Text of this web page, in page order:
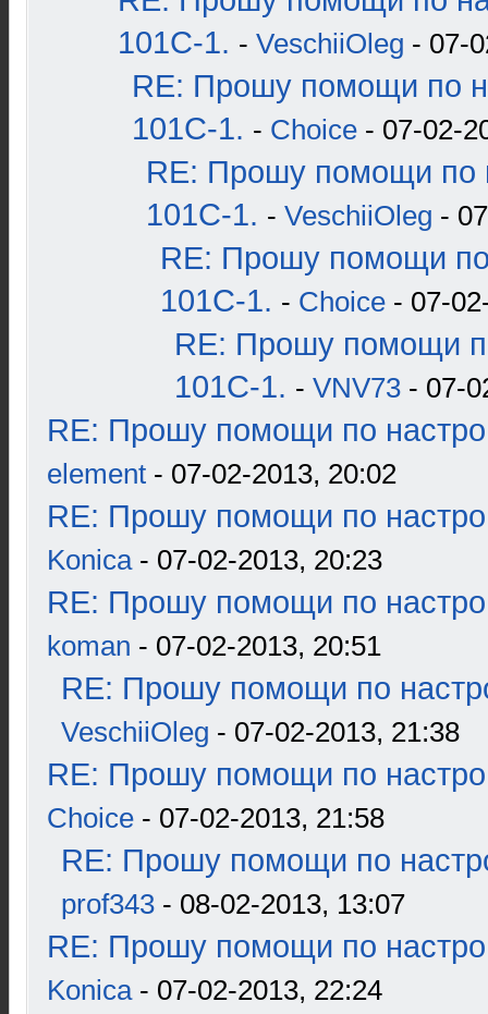
101С-1. - VeschiiOleg - 07-
RE: Прошу помощи по
101С-1. - Choice - 07-02-
RE: Прошу помощи по
101С-1. - VeschiiOleg -
RE: Прошу помощи
101С-1. - Choice - 07-
RE: Прошу помощи
101С-1. - VNV73 - 07-
RE: Прошу помощи по
element - 07-02-2013, 20:02
RE: Прошу помощи по
Konica- 07-02-2013, 20:23
RE: Прошу помощи по
koman - 07-02-2013, 20:51
RE: Прошу помощи по
VeschiiOleg - 07-02-2013, 21:38
RE: Прошу помощи по
Choice - 07-02-2013, 21:58
RE: Прошу помощи по
prof343 - 08-02-2013, 13:07
RE: Прошу помощи по
Konica- 07-02-2013, 22:24